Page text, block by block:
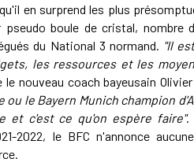
en surprend les plus
boule de cristal, nombre
du National 3 normand. "Il
les ressources et les
le nouveau coach bayeusain
le Bayern Munich champion
et c'est ce qu'on espère faire".
2022, le BFC n'annonce